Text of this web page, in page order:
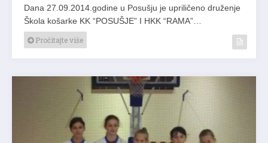
Dana 27.09.2014.godine u Posušju je upriličeno druženje
Škola košarke KK “POSUŠJE” I HKK “RAMA”…
Pročitajte više